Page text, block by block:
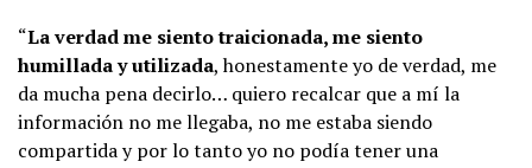
“La verdad me siento traicionada, me siento
humilladay utilizada, honestamente yo de verdad, me
da mucha pena decirlo… quiero recalcar que a mí la
información no me llegaba, no me estaba siendo
compartida y por lo tanto yo no podía tener una